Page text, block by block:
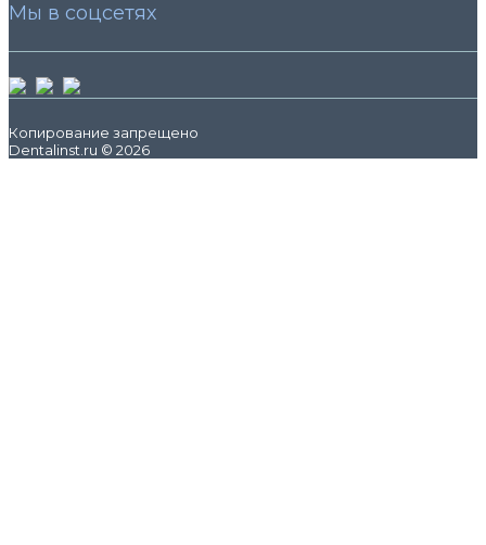
Мы в соцсетях
Копирование запрещено
Dentalinst.ru © 2026